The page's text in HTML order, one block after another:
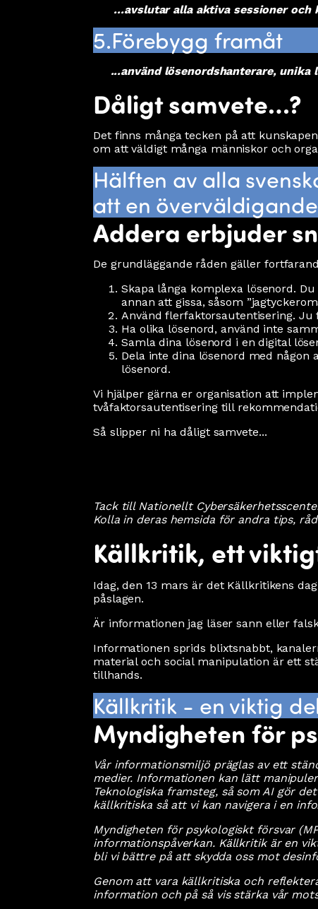
...avslutar alla aktiva sessioner och
5.Förebygg framåt
...använd lösenordshanterare, unika
Dåligt samvete…?
Det finns många tecken på att
om att väldigt många människor och
Hälften av alla
att en
Addera erbjuder
De grundläggande råden gäller
Skapa långa komplexa lösenord.
annan att gissa, såsom
Använd flerfaktorsautentisering.
Ha olika lösenord, använd inte
Samla dina lösenord i en digital
Dela inte dina lösenord med
lösenord.
Vi hjälper gärna er organisation att
tvåfaktorsautentisering till
Så slipper ni ha dåligt samvete...
Tack till Nationellt
Kolla in deras hemsida för andra tips,
Källkritik, ett
Idag, den 13 mars är det Källkritikens
påslagen.
Är informationen jag läser sann eller
Informationen sprids blixtsnabbt,
material och social manipulation är ett
tillhands.
Källkritik - en viktig
Myndigheten för
Vår informationsmiljö präglas av ett
medier. Informationen kan lätt
Teknologiska framsteg, så som AI gör
källkritiska så att vi kan navigera i en
Myndigheten för psykologiskt försvar
informationspåverkan. Källkritik är en
bli vi bättre på att skydda oss mot
Genom att vara källkritiska och
information och på så vis stärka vår